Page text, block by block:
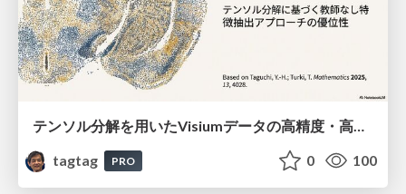
tagtag
PRO 0 100